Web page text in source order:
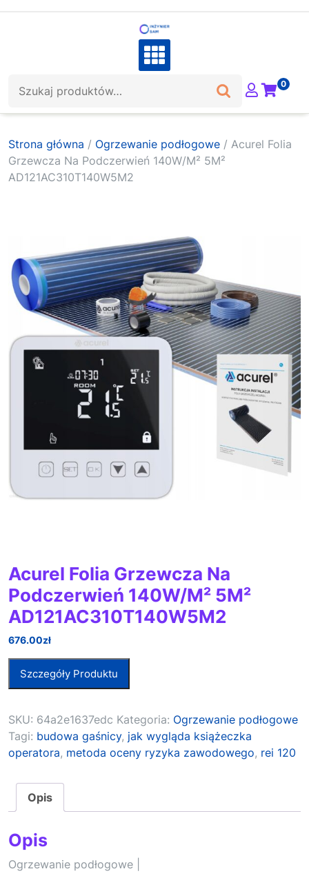
0
Strona główna / Ogrzewanie podłogowe / Acurel Folia
Grzewcza Na Podczerwień 140W/M² 5M²
AD121AC310T140W5M2
Acurel Folia Grzewcza Na
Podczerwień 140W/M² 5M²
AD121AC310T140W5M2
676.00zł
Szczegóły Produktu
SKU: 64a2e1637edc Kategoria: Ogrzewanie podłogowe
Tagi: budowa gaśnicy, jak wygląda książeczka
operatora, metoda oceny ryzyka zawodowego, rei 120
Opis
Opis
Ogrzewanie podłogowe |